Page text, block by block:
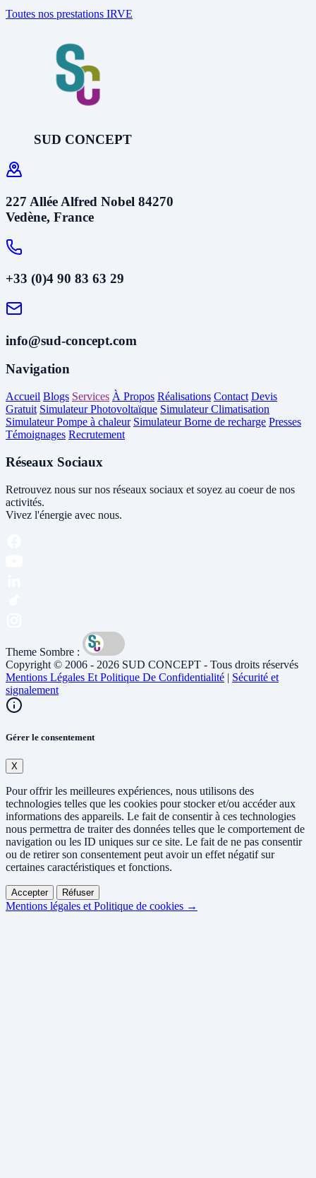
Toutes nos prestations IRVE
SUD CONCEPT
227 Allée Alfred Nobel 84270
Vedène, France
+33 (0)4 90 83 63 29
info@sud-concept.com
Navigation
Accueil Blogs Services À Propos Réalisations Contact Devis
Gratuit Simulateur Photovoltaïque Simulateur Climatisation
Simulateur Pompe à chaleur Simulateur Borne de recharge Presses
Témoignages Recrutement
Réseaux Sociaux
Retrouvez nous sur nos réseaux sociaux et soyez au coeur de nos
activités.
Vivez l'énergie avec nous.
Theme Sombre :
Copyright © 2006 - 2026 SUD CONCEPT - Tous droits réservés
Mentions Légales Et Politique De Confidentialité | Sécurité et
signalement
Gérer le consentement
X
Pour offrir les meilleures expériences, nous utilisons des
technologies telles que les cookies pour stocker et/ou accéder aux
informations des appareils. Le fait de consentir à ces technologies
nous permettra de traiter des données telles que le comportement de
navigation ou les ID uniques sur ce site. Le fait de ne pas consentir
ou de retirer son consentement peut avoir un effet négatif sur
certaines caractéristiques et fonctions.
Accepter Réfuser
Mentions légales et Politique de cookies →